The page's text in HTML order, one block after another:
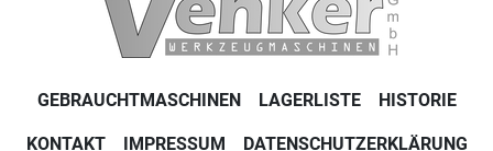
GEBRAUCHTMASCHINEN LAGERLISTE HISTORIE
KONTAKT IMPRESSUM DATENSCHUTZERKLÄRUNG